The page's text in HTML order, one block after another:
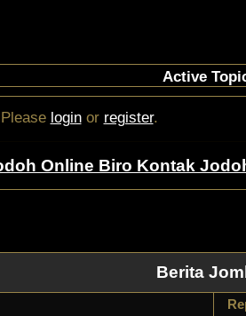
Active
Please loginor register.
Online Biro Kontak
Berita